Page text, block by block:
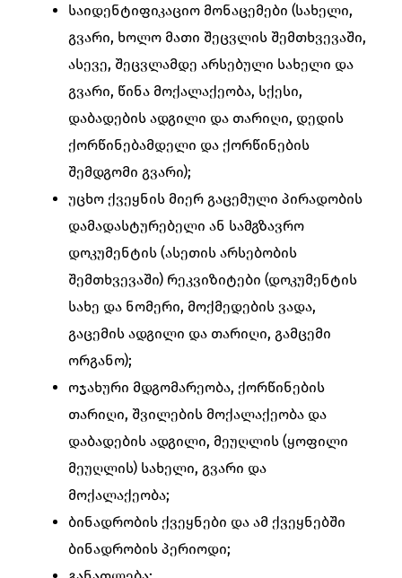
საიდენტიფიკაციო მონაცემები (სახელი,
გვარი, ხოლო მათი შეცვლის შემთხვევაში,
ასევე, შეცვლამდე არსებული სახელი და
გვარი, წინა მოქალაქეობა, სქესი,
დაბადების ადგილი და თარიღი, დედის
ქორწინებამდელი და ქორწინების
შემდგომი გვარი);
უცხო ქვეყნის მიერ გაცემული პირადობის
დამადასტურებელი ან სამგზავრო
დოკუმენტის (ასეთის არსებობის
შემთხვევაში) რეკვიზიტები (დოკუმენტის
სახე და ნომერი, მოქმედების ვადა,
გაცემის ადგილი და თარიღი, გამცემი
ორგანო);
ოჯახური მდგომარეობა, ქორწინების
თარიღი, შვილების მოქალაქეობა და
დაბადების ადგილი, მეუღლის (ყოფილი
მეუღლის) სახელი, გვარი და
მოქალაქეობა;
ბინადრობის ქვეყნები და ამ ქვეყნებში
ბინადრობის პერიოდი;